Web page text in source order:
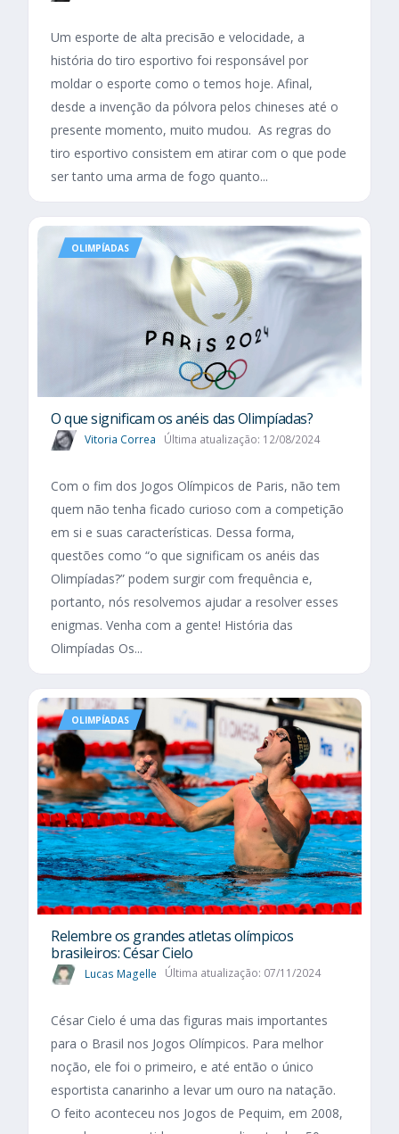
Um esporte de alta precisão e velocidade, a
história do tiro esportivo foi responsável por
moldar o esporte como o temos hoje. Afinal,
desde a invenção da pólvora pelos chineses até o
presente momento, muito mudou. As regras do
tiro esportivo consistem em atirar com o que pode
ser tanto uma arma de fogo quanto...
OLIMPÍADAS
O que significam os anéis das Olimpíadas?
Vitoria Correa Última atualização: 12/08/2024
Com o fim dos Jogos Olímpicos de Paris, não tem
quem não tenha ficado curioso com a competição
em si e suas características. Dessa forma,
questões como “o que significam os anéis das
Olimpíadas?” podem surgir com frequência e,
portanto, nós resolvemos ajudar a resolver esses
enigmas. Venha com a gente! História das
Olimpíadas Os...
OLIMPÍADAS
Relembre os grandes atletas olímpicos
brasileiros: César Cielo
Lucas Magelle Última atualização: 07/11/2024
César Cielo é uma das figuras mais importantes
para o Brasil nos Jogos Olímpicos. Para melhor
noção, ele foi o primeiro, e até então o único
esportista canarinho a levar um ouro na natação.
O feito aconteceu nos Jogos de Pequim, em 2008,